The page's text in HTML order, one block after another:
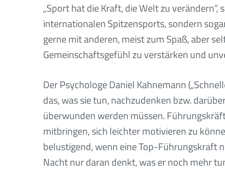
„Sport hat die Kraft, die Welt zu
internationalen Spitzensports, sondern
gerne mit anderen, meist zum Spaß, aber
Gemeinschaftsgefühl zu verstärken und
Der Psychologe Daniel Kahnemann
das, was sie tun, nachzudenken bzw.
überwunden werden müssen.
mitbringen, sich leichter motivieren zu
belustigend, wenn eine Top-Führungskraft
Nacht nur daran denkt, was er noch mehr